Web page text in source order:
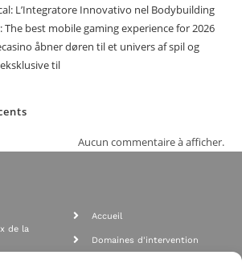
L’Integratore Innovativo nel Bodybuilding
The best mobile gaming experience for 2026
åbner døren til et univers af spil og
til
Aucun commentaire à afficher.
de la
Accueil
Domaines d'intervention